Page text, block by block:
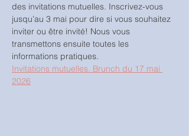
des invitations mutuelles. Inscrivez-vous
jusqu’au 3 mai pour dire si vous souhaitez
inviter ou être invité! Nous vous
transmettons ensuite toutes les
informations pratiques.
Invitations mutuelles. Brunch du 17 mai
2026